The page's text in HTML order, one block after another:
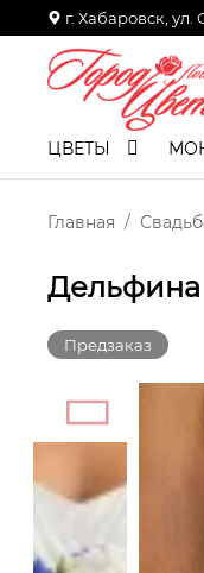
г. Хабаровск,
ЦВЕТЫ
Главная
Дельфина
Предзаказ